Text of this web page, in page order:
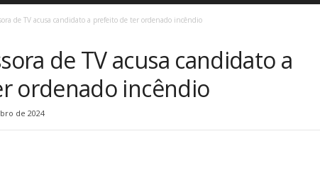
de TV acusa candidato a prefeito de ter ordenado incêndio
de TV acusa candidato a
ordenado incêndio
de 2024